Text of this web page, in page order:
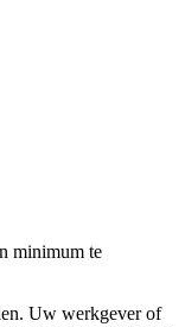
minimum te
Uw werkgever of